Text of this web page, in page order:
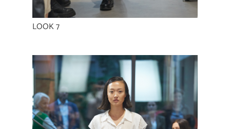
LOOK 7